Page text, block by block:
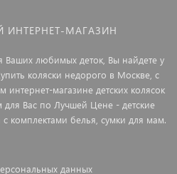
МАГАЗИН
Ваших любимых деток, Вы найдете у
коляски недорого в Москве, с
интернет-магазине детских колясок
Вас по Лучшей Цене - детские
с комплектами белья, сумки для мам.
данных